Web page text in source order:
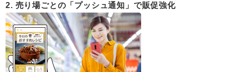
2. 売り場ごとの「プッシュ通知」で販促強化